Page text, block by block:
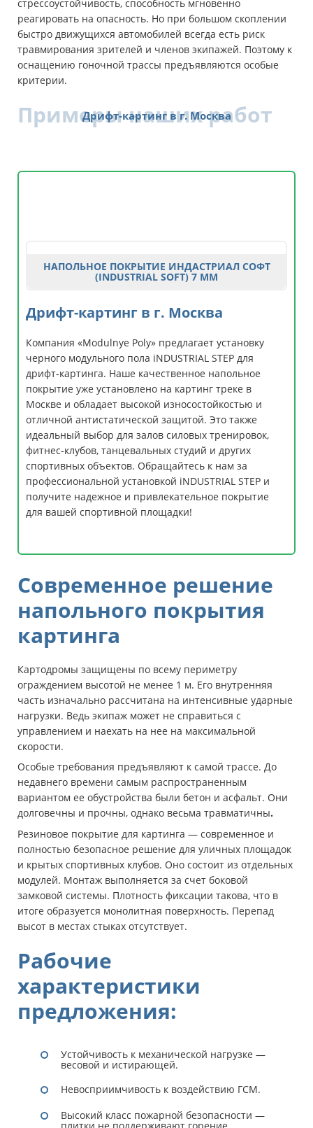
стрессоустойчивость, способность мгновенно
реагировать на опасность. Но при большом скоплении
быстро движущихся автомобилей всегда есть риск
травмирования зрителей и членов экипажей. Поэтому к
оснащению гоночной трассы предъявляются особые
критерии.
Примеры наших работ
Дрифт-картинг в г. Москва
Дрифт-картинг в г. Москва
Компания «Modulnye Poly» предлагает установку
черного модульного пола iNDUSTRIAL STEP для
дрифт-картинга. Наше качественное напольное
покрытие уже установлено на картинг треке в
Москве и обладает высокой износостойкостью и
отличной антистатической защитой. Это также
идеальный выбор для залов силовых тренировок,
фитнес-клубов, танцевальных студий и других
спортивных объектов. Обращайтесь к нам за
профессиональной установкой iNDUSTRIAL STEP и
получите надежное и привлекательное покрытие
для вашей спортивной площадки!
НАПОЛЬНОЕ ПОКРЫТИЕ ИНДАСТРИАЛ СОФТ
(INDUSTRIAL SOFT) 7 ММ
Современное решение
напольного покрытия
картинга
Картодромы защищены по всему периметру
ограждением высотой не менее 1 м. Его внутренняя
часть изначально рассчитана на интенсивные ударные
нагрузки. Ведь экипаж может не справиться с
управлением и наехать на нее на максимальной
скорости.
Особые требования предъявляют к самой трассе. До
недавнего времени самым распространенным
вариантом ее обустройства были бетон и асфальт. Они
долговечны и прочны, однако весьма травматичны.
Резиновое покрытие для картинга — современное и
полностью безопасное решение для уличных площадок
и крытых спортивных клубов. Оно состоит из отдельных
модулей. Монтаж выполняется за счет боковой
замковой системы. Плотность фиксации такова, что в
итоге образуется монолитная поверхность. Перепад
высот в местах стыках отсутствует.
Рабочие
характеристики
предложения:
Устойчивость к механической нагрузке —
весовой и истирающей.
Невосприимчивость к воздействию ГСМ.
Высокий класс пожарной безопасности —